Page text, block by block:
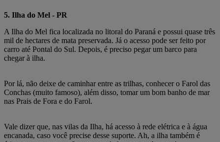
5. Ilha do Mel - PR
A Ilha do Mel fica localizada no litoral do Paraná e possui quase três
mil de hectares de mata preservada. Já o acesso pode ser feito por
carro até Pontal do Sul. Depois, é preciso pegar um barco para
chegar à ilha.
Por lá, não deixe de caminhar entre as trilhas, conhecer o Farol das
Conchas (muito famoso), além disso, tomar um bom banho de mar
nas Prais de Fora e do Farol.
Vale dizer que, nas vilas da Ilha, há acesso à rede elétrica e à água
encanada, caso você precise desse suporte. Ah, a ilha também é